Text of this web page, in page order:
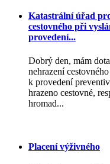
Katastrální úřad
cestovného při
provedení...
Dobrý den, mám
nehrazení
k provedení
hrazeno cestovné,
hromad...
Placení výživného